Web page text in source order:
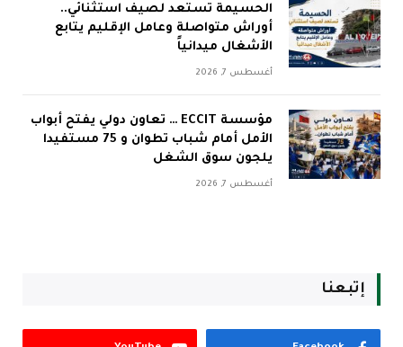
الحسيمة تستعد لصيف استثنائي..
أوراش متواصلة وعامل الإقليم يتابع
الأشغال ميدانياً
أغسطس 7, 2026
مؤسسة ECCIT … تعاون دولي يفتح أبواب
الأمل أمام شباب تطوان و 75 مستفيدا
يلجون سوق الشغل
أغسطس 7, 2026
إتبعنا